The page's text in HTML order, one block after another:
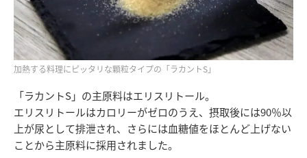
加熱する料理にピッタリな顆粒タイプの「ラカントS」
「ラカントS」の主原料はエリスリトール。
エリスリトールはカロリーがゼロのうえ、摂取後には90％以
上が尿として排泄され、さらには血糖値をほとんど上げない
ことから主原料に採用されました。